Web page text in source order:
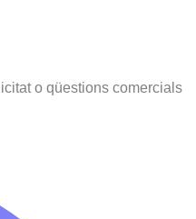
o qüestions comercials